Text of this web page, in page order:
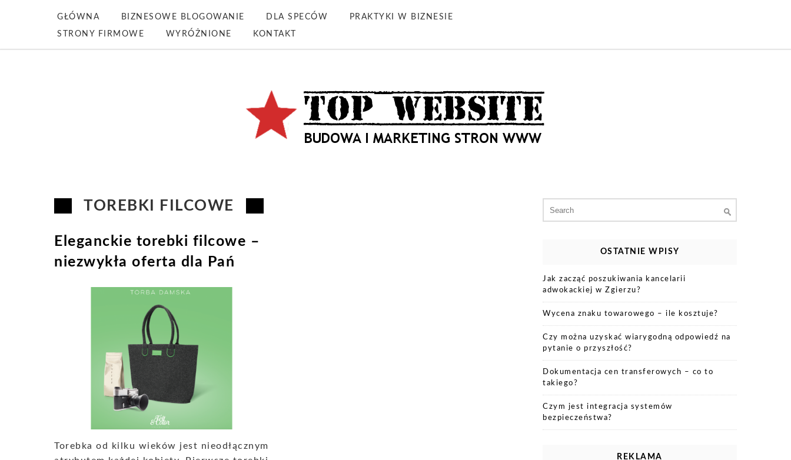
GŁÓWNA BIZNESOWE BLOGOWANIE DLA SPECÓW PRAKTYKI W BIZNESIE
STRONY FIRMOWE WYRÓŻNIONE KONTAKT
TOREBKI FILCOWE
Eleganckie torebki filcowe –
niezwykła oferta dla Pań
Torebka od kilku wieków jest nieodłącznym
for:
OSTATNIE WPISY
Jak zacząć poszukiwania kancelarii
adwokackiej w Zgierzu?
Wycena znaku towarowego – ile kosztuje?
Czy można uzyskać wiarygodną odpowiedź na
pytanie o przyszłość?
Dokumentacja cen transferowych – co to
takiego?
Czym jest integracja systemów
bezpieczeństwa?
REKLAMA